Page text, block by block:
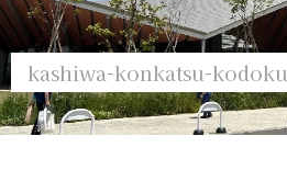
kashiwa-konkatsu-kodoku